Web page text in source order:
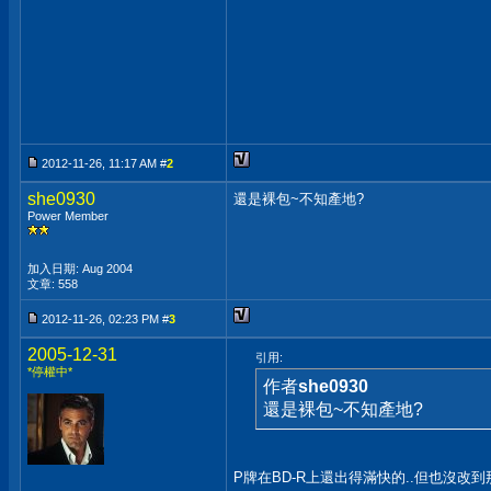
2012-11-26, 11:17 AM #2
she0930
Power Member
加入日期: Aug 2004
文章: 558
還是裸包~不知產地?
2012-11-26, 02:23 PM #3
2005-12-31
*停權中*
引用:
作者she0930
還是裸包~不知產地?
P牌在BD-R上還出得滿快的..但也沒改到